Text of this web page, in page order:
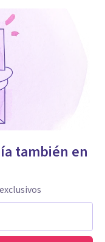
también en